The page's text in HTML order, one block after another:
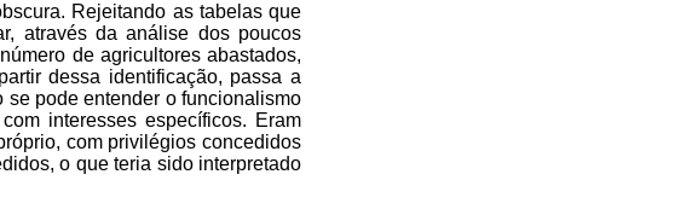
Rejeitando as tabelas que
através da análise dos poucos
de agricultores abastados,
dessa identificação, passa a
se pode entender o funcionalismo
interesses específicos. Eram
com privilégios concedidos
o que teria sido interpretado